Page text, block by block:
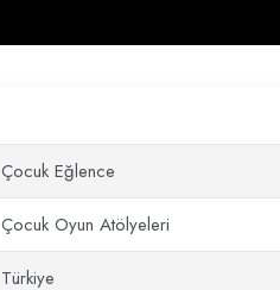
Çocuk Eğlence
Çocuk Oyun Atölyeleri
Türkiye